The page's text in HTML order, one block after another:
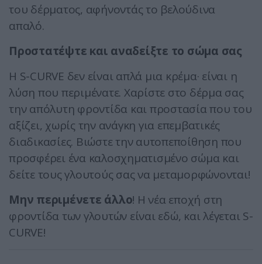
του δέρματος, αφήνοντάς το βελούδινα
απαλό.
Προστατέψτε και αναδείξτε το σώμα σας
Η S-CURVE δεν είναι απλά μια κρέμα· είναι η
λύση που περιμένατε. Χαρίστε στο δέρμα σας
την απόλυτη φροντίδα και προστασία που του
αξίζει, χωρίς την ανάγκη για επεμβατικές
διαδικασίες. Βιώστε την αυτοπεποίθηση που
προσφέρει ένα καλοσχηματισμένο σώμα και
δείτε τους γλουτούς σας να μεταμορφώνονται!
Μην περιμένετε άλλο! Η νέα εποχή στη
φροντίδα των γλουτών είναι εδώ, και λέγεται S-
CURVE!